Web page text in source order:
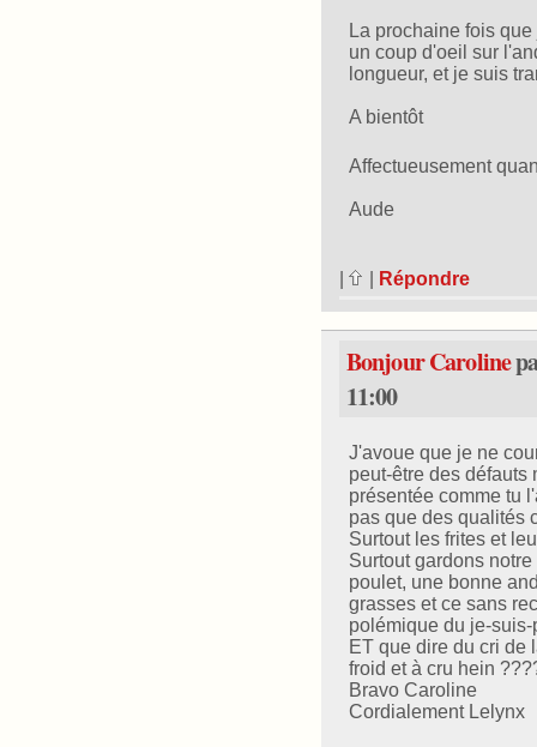
La prochaine fois
un coup d'oeil sur
longueur, et je suis
A bientôt
Affectueusement
Aude
Répondre
Bonjour Caroline
11:00
J'avoue que je ne
peut-être des défauts
présentée comme tu
pas que des qualités
Surtout les frites et
Surtout gardons
poulet, une bonne
grasses et ce sans
polémique du je-
ET que dire du cri de
froid et à cru hein
Bravo Caroline
Cordialement Lelynx